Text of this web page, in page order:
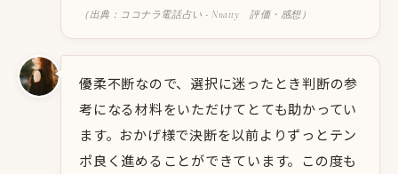
（出典：ココナラ電話占い - Nnatty 評価・感想）
優柔不断なので、選択に迷ったとき判断の参
考になる材料をいただけてとても助かってい
ます。おかげ様で決断を以前よりずっとテン
ポ良く進めることができています。この度も